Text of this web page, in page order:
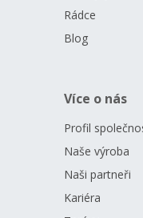
Rádce
Blog
Více o nás
Profil
Naše výroba
Naši partneři
Kariéra